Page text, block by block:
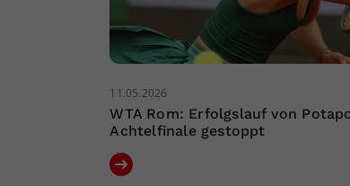
11.05.2026
WTA Rom: Erfolgslauf von
Achtelfinale gestoppt